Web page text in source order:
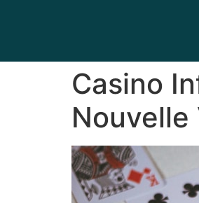
Casino
Nouvelle